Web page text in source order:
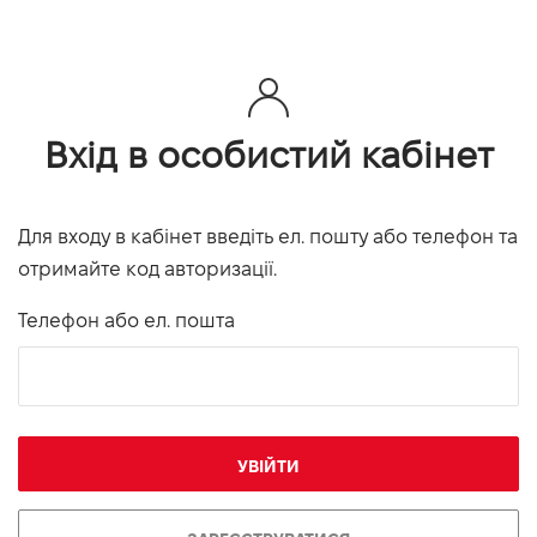
Вхід в особистий кабінет
Для входу в кабінет введіть ел. пошту або телефон та
отримайте код авторизації.
Телефон або ел. пошта
УВІЙТИ